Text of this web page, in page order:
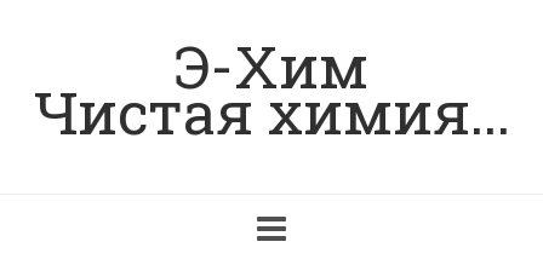
Э-Хим
Чистая химия...
navigation